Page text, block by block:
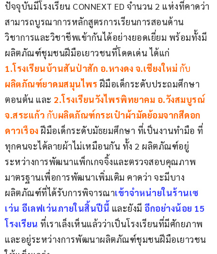
ปัจจุบันมีโรงเรียน CONNEXT ED จำนวน 2 แห่งที่คาดว่า
สามารถบูรณาการหลักสูตรการเรียนการสอนด้าน
วิชาการและวิชาชีพเข้ากันได้อย่างยอดเยี่ยม พร้อมทั้งมี
ผลิตภัณฑ์ชุมชนฝีมือเยาวชนที่โดดเด่น ได้แก่
1.โรงเรียนบ้านสันป่าสัก อ.หางดง จ.เชียงใหม่ กับ
ผลิตภัณฑ์ยาดมสมุนไพร ฝีมือเด็กระดับประถมศึกษา
ตอนต้น และ 2.โรงเรียนวังไพรพิทยาคม อ.วังสมบูรณ์
จ.สระแก้ว กับผลิตภัณฑ์กระเป๋าผ้ามัดย้อมจากสีดอก
ดาวเรือง ฝีมือเด็กระดับมัธยมศึกษา ที่เป็นงานทำมือ ที่
ทุกคนจะได้ลายผ้าไม่เหมือนกัน ทั้ง 2 ผลิตภัณฑ์อยู่
ระหว่างการพัฒนาแพ็กเกจจิ้งและตรวจสอบคุณภาพ
มาตรฐานเพื่อการพัฒนาเพิ่มเติม คาดว่า จะมีบาง
ผลิตภัณฑ์ที่ได้รับการพิจารณาเข้าจำหน่ายในร้านเซ
เว่น อีเลฟเว่นภายในสิ้นปีนี้ และยังมี อีกอย่างน้อย 15
โรงเรียน ที่เราเล็งเห็นแล้วว่าเป็นโรงเรียนที่มีศักยภาพ
และอยู่ระหว่างการพัฒนาผลิตภัณฑ์ชุมชนฝีมือเยาวชน